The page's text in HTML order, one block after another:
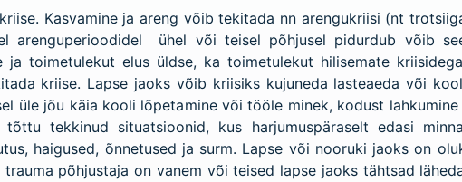
Kasvamine ja areng võib tekitada nn arengukriisi (nt
arenguperioodidel ühel või teisel põhjusel pidurdub võib
ja toimetulekut elus üldse, ka toimetulekut hilisemate
kriise. Lapse jaoks võib kriisiks kujuneda lasteaeda või
üle jõu käia kooli lõpetamine või tööle minek, kodust
tekkinud situatsioonid, kus harjumuspäraselt edasi
haigused, õnnetused ja surm. Lapse või nooruki jaoks on
põhjustaja on vanem või teised lapse jaoks tähtsad